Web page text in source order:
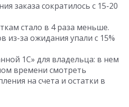
заказа сократилось с 15-20
стало в 4 раза меньше.
из-за ожидания упали с 15%
1С» для владельца: в нем
времени смотреть
на счета и остатки в